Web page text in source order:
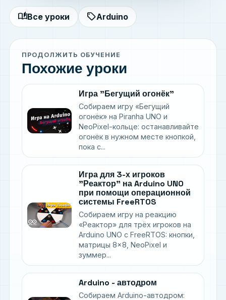
auto_storiesВсе уроки sellArduino
ПРОДОЛЖИТЬ ОБУЧЕНИЕ
Похожие уроки
Игра "Бегущий огонёк"
Собираем игру «Бегущий
огонёк» на Piranha UNO и
NeoPixel-кольце: останавливайте
огонёк в нужном месте кнопкой,
пока с...
Игра для 3-х игроков
"Реактор" на Arduino UNO
при помощи операционной
системы FreeRTOS
Собираем игру на реакцию
«Реактор» для трёх игроков на
Arduino UNO с FreeRTOS: кнопки,
матрицы 8×8, NeoPixel и
зуммер...
Arduino - автодром
Собираем Arduino-автодром: